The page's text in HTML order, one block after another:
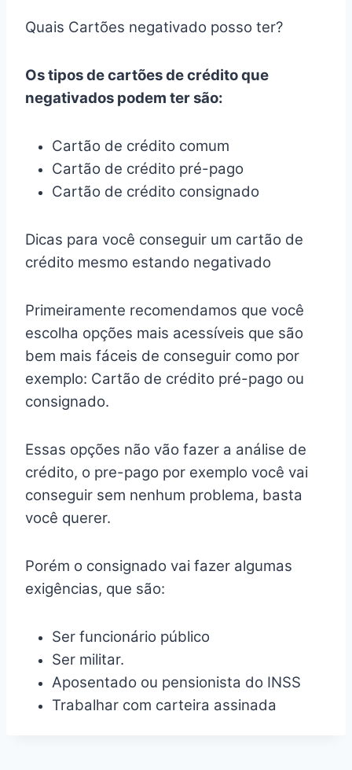
Quais Cartões negativado posso ter?
Os tipos de cartões de crédito que
negativados podem ter são:
Cartão de crédito comum
Cartão de crédito pré-pago
Cartão de crédito consignado
Dicas para você conseguir um cartão de
crédito mesmo estando negativado
Primeiramente recomendamos que você
escolha opções mais acessíveis que são
bem mais fáceis de conseguir como por
exemplo: Cartão de crédito pré-pago ou
consignado.
Essas opções não vão fazer a análise de
crédito, o pre-pago por exemplo você vai
conseguir sem nenhum problema, basta
você querer.
Porém o consignado vai fazer algumas
exigências, que são:
Ser funcionário público
Ser militar.
Aposentado ou pensionista do INSS
Trabalhar com carteira assinada